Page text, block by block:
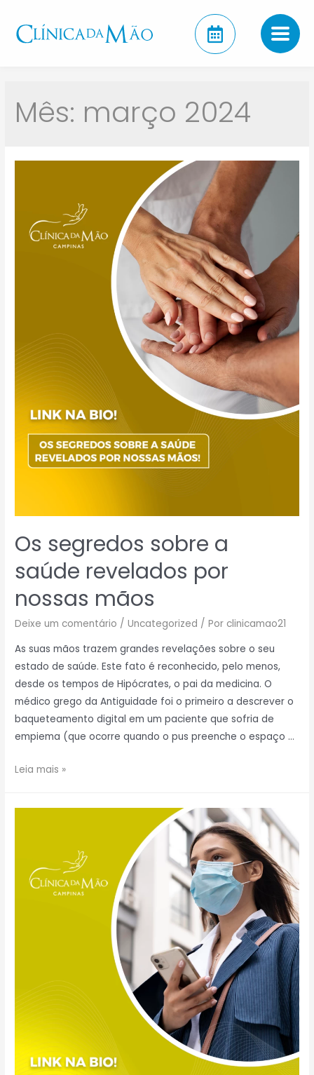
Mês: março 2024
Os segredos sobre a
saúde revelados por
nossas mãos
Deixe um comentário /Uncategorized / Por clinicamao21
As suas mãos trazem grandes revelações sobre o seu
estado de saúde. Este fato é reconhecido, pelo menos,
desde os tempos de Hipócrates, o pai da medicina. O
médico grego da Antiguidade foi o primeiro a descrever o
baqueteamento digital em um paciente que sofria de
empiema (que ocorre quando o pus preenche o espaço …
Leia mais »